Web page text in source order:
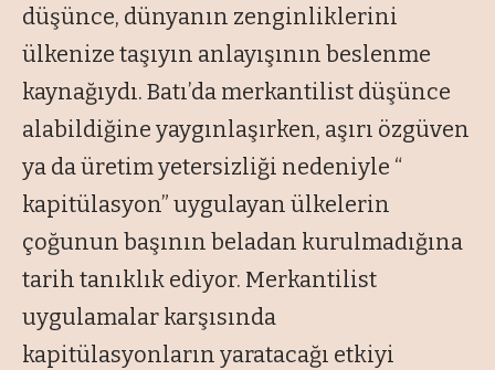
düşünce, dünyanın zenginliklerini
ülkenize taşıyın anlayışının beslenme
kaynağıydı. Batı’da merkantilist düşünce
alabildiğine yaygınlaşırken, aşırı özgüven
ya da üretim yetersizliği nedeniyle “
kapitülasyon” uygulayan ülkelerin
çoğunun başının beladan kurulmadığına
tarih tanıklık ediyor. Merkantilist
uygulamalar karşısında
kapitülasyonların yaratacağı etkiyi